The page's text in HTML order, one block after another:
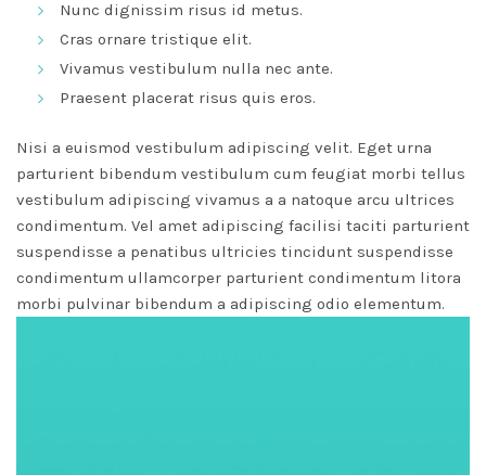
Nunc dignissim risus id metus.
Cras ornare tristique elit.
Vivamus vestibulum nulla nec ante.
Praesent placerat risus quis eros.
Nisi a euismod vestibulum adipiscing velit. Eget urna
parturient bibendum vestibulum cum feugiat morbi tellus
vestibulum adipiscing vivamus a a natoque arcu ultrices
condimentum. Vel amet adipiscing facilisi taciti parturient
suspendisse a penatibus ultricies tincidunt suspendisse
condimentum ullamcorper parturient condimentum litora
morbi pulvinar bibendum a adipiscing odio elementum.